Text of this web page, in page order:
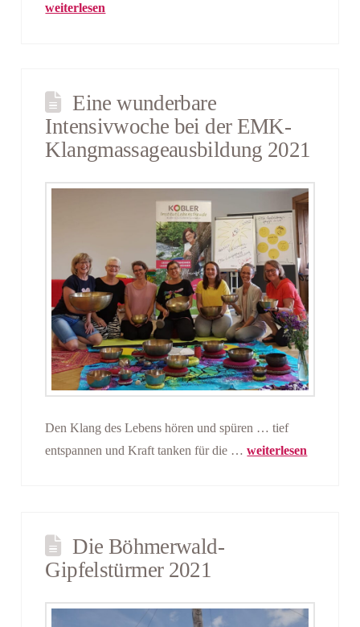
weiterlesen
Eine wunderbare
Intensivwoche bei der EMK-
Klangmassageausbildung 2021
Den Klang des Lebens hören und spüren … tief
entspannen und Kraft tanken für die …weiterlesen
Die Böhmerwald-
Gipfelstürmer 2021